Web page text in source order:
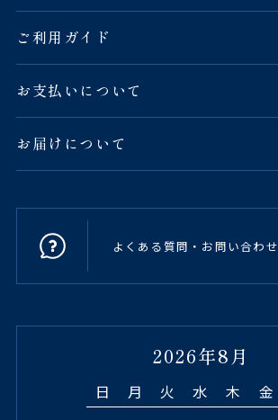
ご利用ガイド
お支払いについて
お届けについて
よくある質問・お問い合わせ
2026年8月
日 月 火 水 木 金